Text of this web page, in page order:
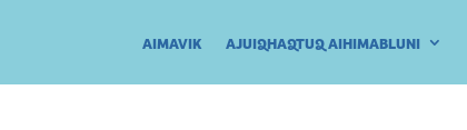
AIMAVIK AJUIQHAQTUQ AIHIMABLUNI